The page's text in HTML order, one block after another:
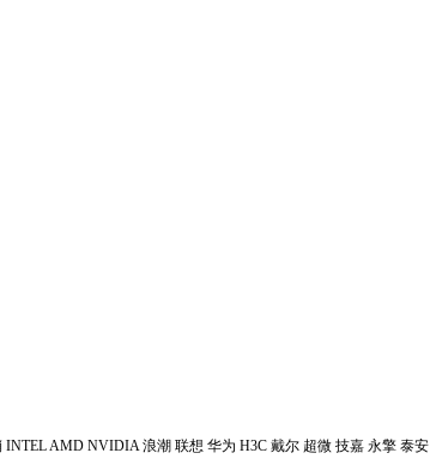
INTEL AMD NVIDIA 浪潮 联想 华为 H3C 戴尔 超微 技嘉 永擎 泰安